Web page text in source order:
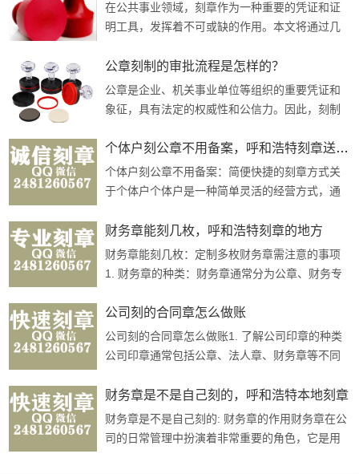
在公共事业领域，刻章作为一种重要的凭证和证
明工具，发挥着不可或缺的作用。本文将通过几
际应用和价值。一、政府部门公章的权···
公章刻制的审批流程是怎样的？
公章是企业、机关事业单位等组织的重要凭证和
象征，具有法定的权威性和公信力。因此，刻制
性、规范性和安全性。本文将详细介绍刻···
个体户刻公章不用备案，呼和浩特刻章送货上门
个体户刻公章不用备案：简便快捷的刻章方式关
于个体户个体户是一种简单灵活的经营方式，通
本，经营者以个人名义从事工商业活动。···
财务章能刻几枚，呼和浩特刻章的地方
财务章能刻几枚：定制多枚财务章需注意的事项
1. 财务章的种类：财务章通常分为公章、财务专
同，需要根据实际需要选择。2. 定制···
公司刻的合同章怎么做账
公司刻的合同章怎么做账1. 了解公司印章的种类
公司印章通常包括公章、法人章、财务章等不同
相关法规确定使用哪种印章。2. 规范···
财务章是不是自己刻的，呼和浩特本地刻章
财务章是不是自己刻的: 财务章的作用财务章在公
司的日常管理中扮演着非常重要的角色，它是用